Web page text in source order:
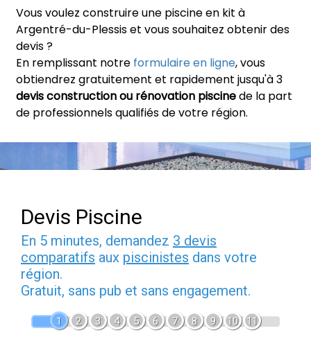
Vous voulez construire une piscine en kit à
Argentré-du-Plessis et vous souhaitez obtenir des
devis ?
En remplissant notre formulaire en ligne, vous
obtiendrez gratuitement et rapidement jusqu'à 3
devis construction ou rénovation piscinede la part
de professionnels qualifiés de votre région.
Devis Piscine
En 5 minutes, demandez 3 devis
comparatifs aux piscinistes dans votre
région.
Gratuit, sans pub et sans engagement.
1 2 3 4 5 6 7 8 9 10 11